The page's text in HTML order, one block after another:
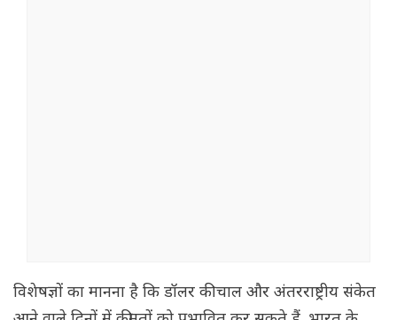
विशेषज्ञों का मानना है कि डॉलर की चाल और अंतरराष्ट्रीय संकेत